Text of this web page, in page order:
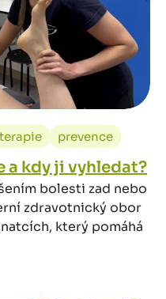
prevence
a kdy ji vyhledat?
bolesti zad nebo
zdravotnický obor
který pomáhá